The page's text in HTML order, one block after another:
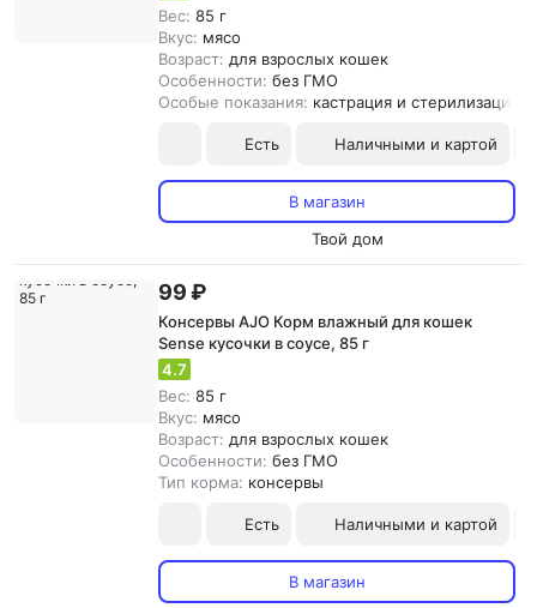
Вес: 85 г
Вкус: мясо
Возраст: для взрослых кошек
Особенности: без ГМО
Особые показания: кастрация и стерилизация
Есть Наличными и картой
В магазин
Твой дом
99 ₽
Консервы AJO Корм влажный для кошек
Sense кусочки в соусе, 85 г
4.7
Вес: 85 г
Вкус: мясо
Возраст: для взрослых кошек
Особенности: без ГМО
Тип корма: консервы
Есть Наличными и картой
В магазин